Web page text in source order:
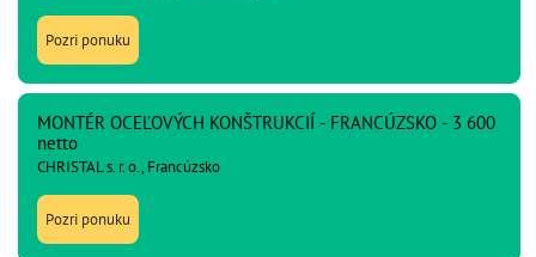
Pozri ponuku
MONTÉR OCEĽOVÝCH KONŠTRUKCIÍ - FRANCÚZSKO - 3 600
netto
CHRISTAL s. r. o., Francúzsko
Pozri ponuku